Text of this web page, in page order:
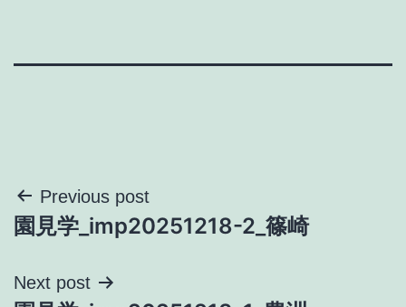
投
稿
ナ
Previous post
園見学_imp20251218-2_篠崎
Next post